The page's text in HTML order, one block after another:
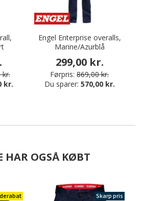
kr.
kr.
Engel Enterprise overalls,
Marine/Azurblå
299,00 kr.
Førpris: 869,00 kr.
Du sparer: 570,00 kr.
HAR OGSÅ KØBT
Skarp pris